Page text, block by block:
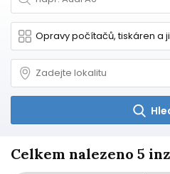
Celkem nalezeno 5